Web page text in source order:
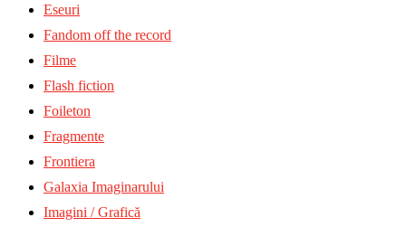
Eseuri
Fandom off the record
Filme
Flash fiction
Foileton
Fragmente
Frontiera
Galaxia Imaginarului
Imagini / Grafică